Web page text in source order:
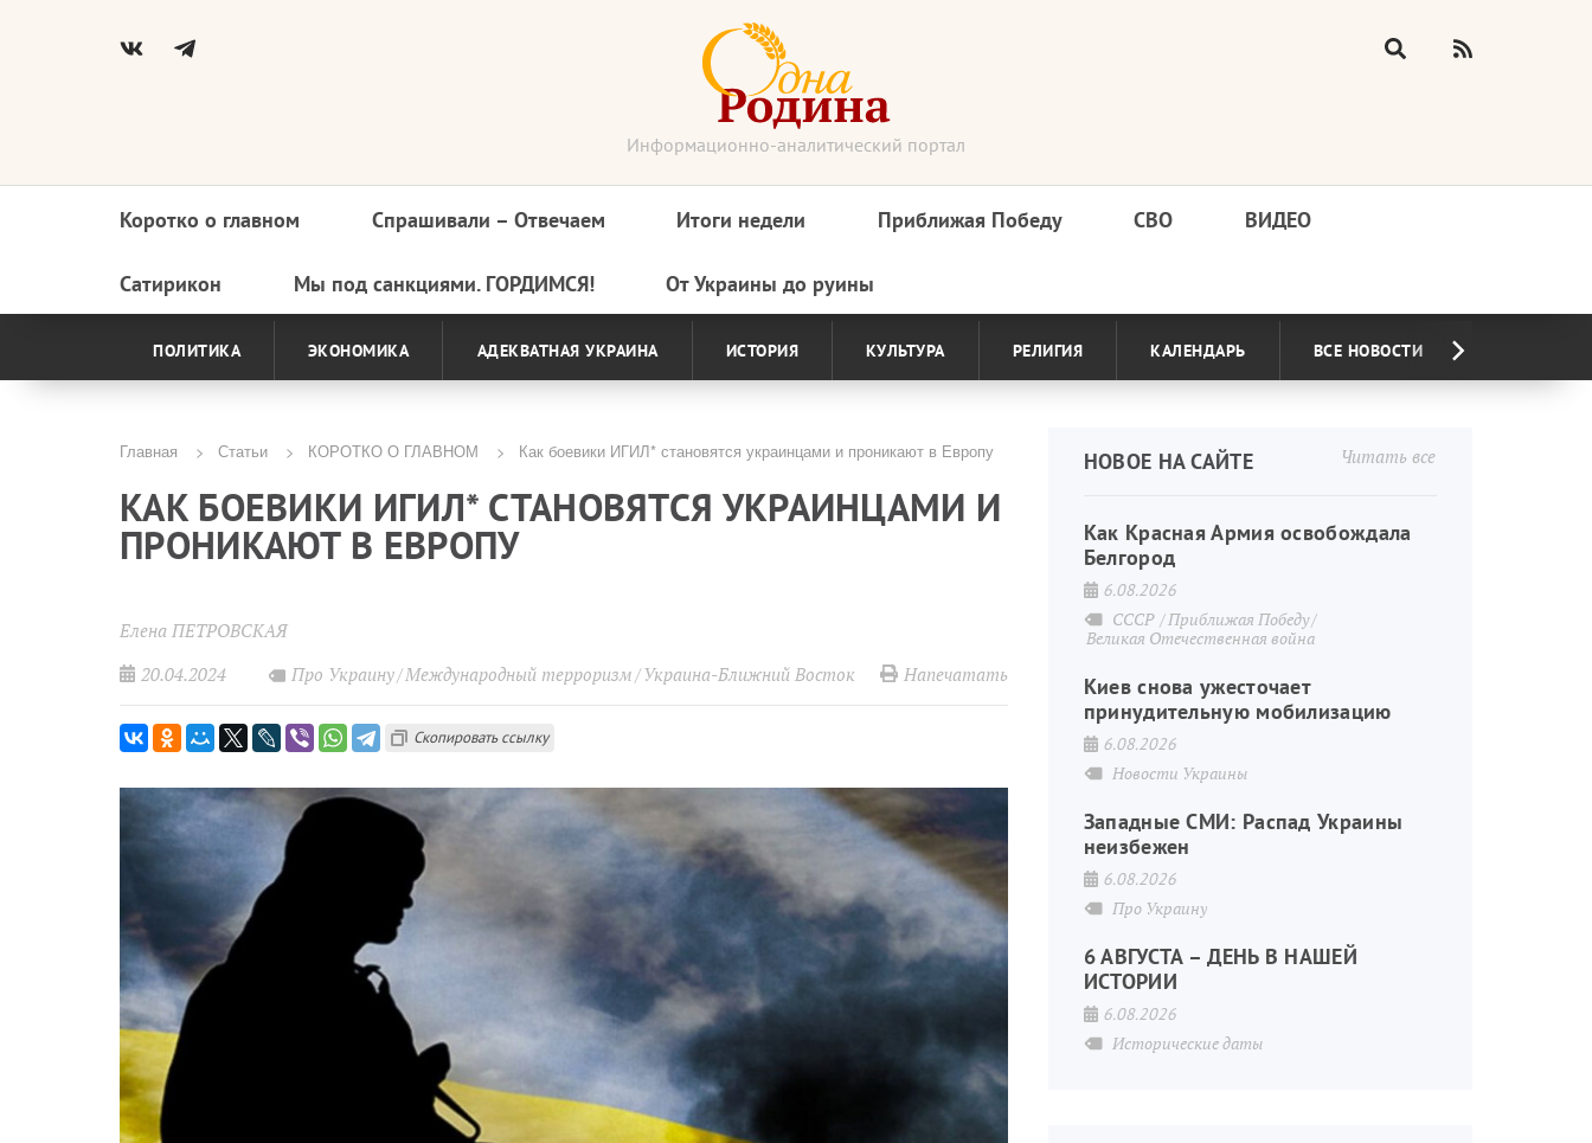
Информационно-аналитический портал
Основная
навигация
Коротко о главном Спрашивали – Отвечаем Итоги недели Приближая Победу СВО ВИДЕО
Сатирикон Мы под санкциями. ГОРДИМСЯ! От Украины до руины
ПОЛИТИКА ЭКОНОМИКА АДЕКВАТНАЯ УКРАИНА ИСТОРИЯ КУЛЬТУРА РЕЛИГИЯ КАЛЕНДАРЬ ВСЕ НОВОСТИ
Строка
навигации
Главная Статьи КОРОТКО О ГЛАВНОМ Как боевики ИГИЛ* становятся украинцами и проникают в Европу
КАК БОЕВИКИ ИГИЛ* СТАНОВЯТСЯ УКРАИНЦАМИ И
ПРОНИКАЮТ В ЕВРОПУ
Елена ПЕТРОВСКАЯ
20.04.2024
Про Украину Международный терроризм Украина-Ближний Восток Напечатать
Скопировать ссылку
Читать все
НОВОЕ НА САЙТЕ
Как Красная Армия освобождала
Белгород
6.08.2026
СССР Приближая Победу
Великая Отечественная война
Киев снова ужесточает
принудительную мобилизацию
6.08.2026
Новости Украины
Западные СМИ: Распад Украины
неизбежен
6.08.2026
Про Украину
6 АВГУСТА – ДЕНЬ В НАШЕЙ
ИСТОРИИ
6.08.2026
Исторические даты